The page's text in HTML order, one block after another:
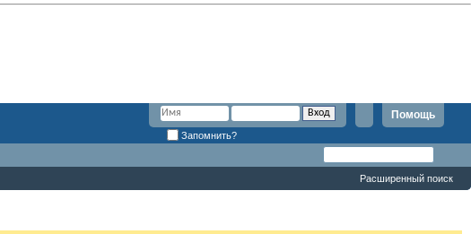
Помощь
Запомнить?
Расширенный поиск